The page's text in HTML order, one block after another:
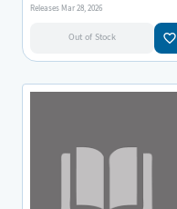
Releases Mar 28, 2026
Out of Stock favorite_border